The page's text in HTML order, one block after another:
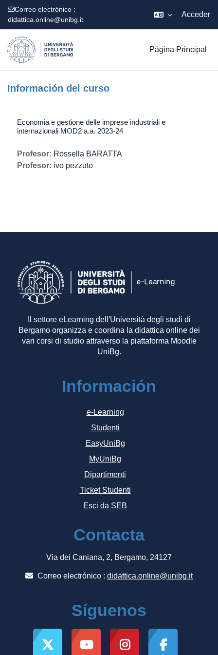
Correo electrónico :
didattica.online@unibg.it
Acceder
Página Principal
Información del curso
Economia e gestione delle imprese industriali e
internazionali MOD2 a.a. 2023-24
Profesor: Rossella BARATTA
Profesor: ivo pezzuto
Il settore eLearning dell'Università degli studi di
Bergamo organizza e coordina la didattica online dei
vari corsi di studio attraverso la piattaforma Moodle
UniBg.
Información
e-Learning
Studenti
EasyUniBg
MyUniBg
Dipartimenti
Ticket Studenti
Esci da SEB
Contacta
Via dei Caniana, 2, Bergamo, 24127
Correo electrónico : didattica.online@unibg.it
Síguenos